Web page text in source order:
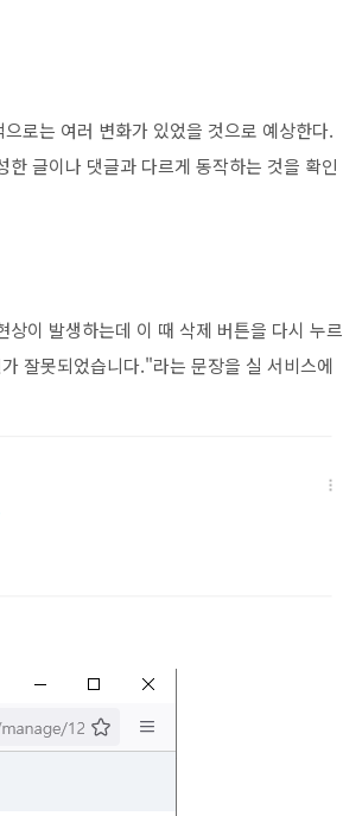
로는 여러 변화가 있었을 것으로 예상한다.
글이나 댓글과 다르게 동작하는 것을 확인
이 발생하는데 이 때 삭제 버튼을 다시 누르
잘못되었습니다."라는 문장을 실 서비스에